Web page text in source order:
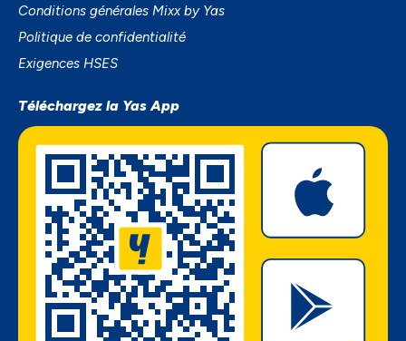
Conditions générales Mixx by Yas
Politique de confidentialité
Exigences HSES
Téléchargez la Yas App